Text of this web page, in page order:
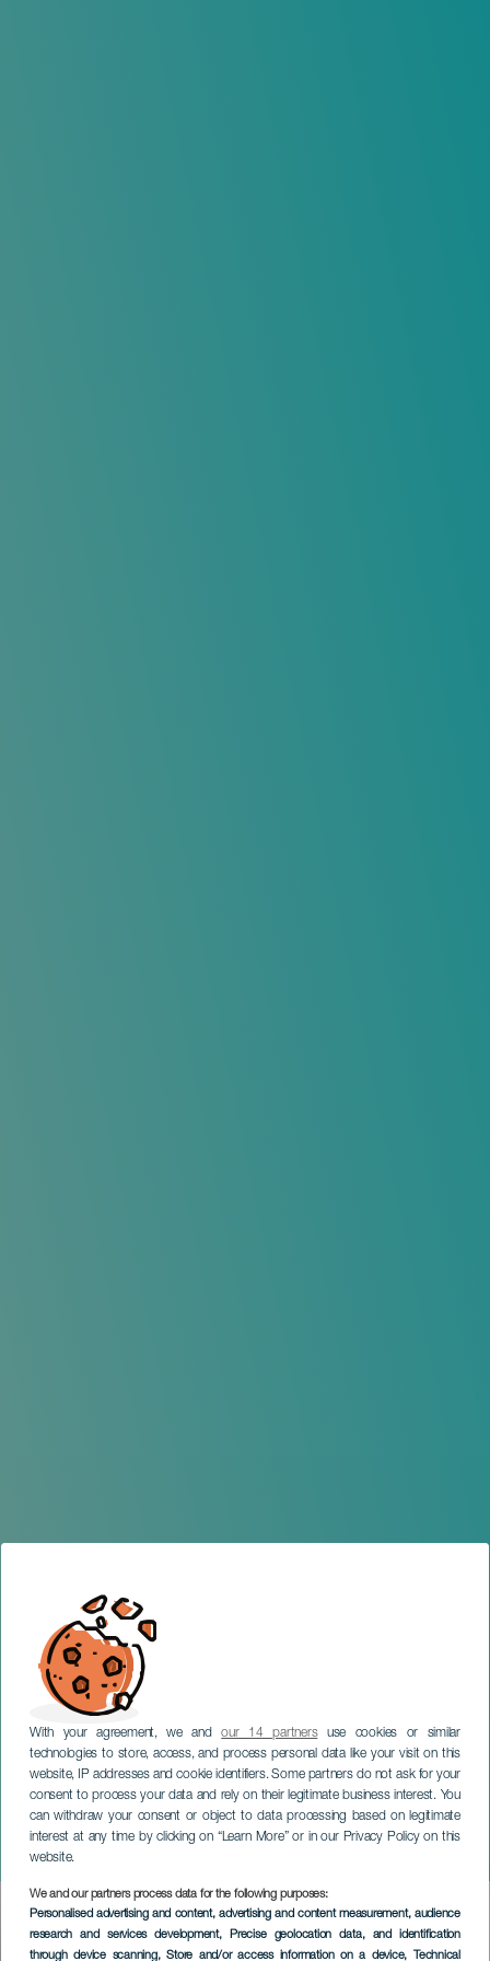
With your agreement, we andour 14 partnersuse cookies or similar
technologies to store, access, and process personal data like your visit on this
website, IP addresses and cookie identifiers. Some partners do not ask for your
consent to process your data and rely on their legitimate business interest. You
can withdraw your consent or object to data processing based on legitimate
interest at any time by clicking on “Learn More” or in our Privacy Policy on this
website.
We and our partners process data for the following purposes:
Personalised advertising and content, advertising and content measurement, audience
research and services development, Precise geolocation data, and identification
through device scanning, Store and/or access information on a device, Technical
Carrera Entremontañas
Paralelo 28º
GRAN CANARIA
Imagen
Listado